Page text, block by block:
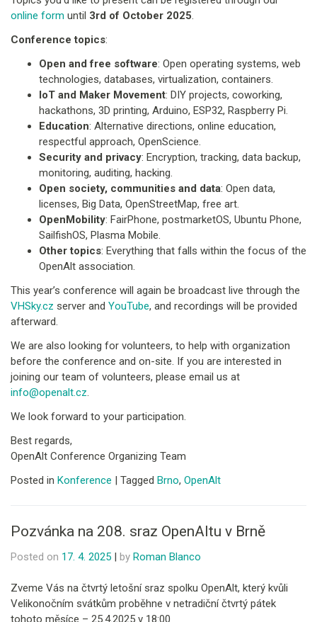
online form until 3rd of October 2025
Conference topics:
Open and free software: Open operating systems, web
technologies, databases, virtualization, containers.
IoT and Maker Movement: DIY projects, coworking,
hackathons, 3D printing, Arduino, ESP32, Raspberry Pi.
Education: Alternative directions, online education,
respectful approach, OpenScience.
Security and privacy: Encryption, tracking, data backup,
monitoring, auditing, hacking.
Open society, communities and data: Open data,
licenses, Big Data, OpenStreetMap, free art.
OpenMobility: FairPhone, postmarketOS, Ubuntu Phone,
SailfishOS, Plasma Mobile.
Other topics: Everything that falls within the focus of the
OpenAlt association.​
This year’s conference will again be broadcast live through the
VHSky.cz server and YouTube, and recordings will be provided
afterward.
We are also looking for volunteers, to help with organization
before the conference and on-site. If you are interested in
joining our team of volunteers, please email us at
info@openalt.cz
We look forward to your participation.
Best regards,
OpenAlt Conference Organizing Team
Posted in Konference | Tagged Brno, OpenAlt
Pozvánka na 208. sraz OpenAltu v Brně
Posted on 17. 4. 2025 | by Roman Blanco
Zveme Vás na čtvrtý letošní sraz spolku OpenAlt, který kvůli
Velikonočním svátkům proběhne v netradiční čtvrtý pátek
tohoto měsíce – 25.4.2025 v 18:00